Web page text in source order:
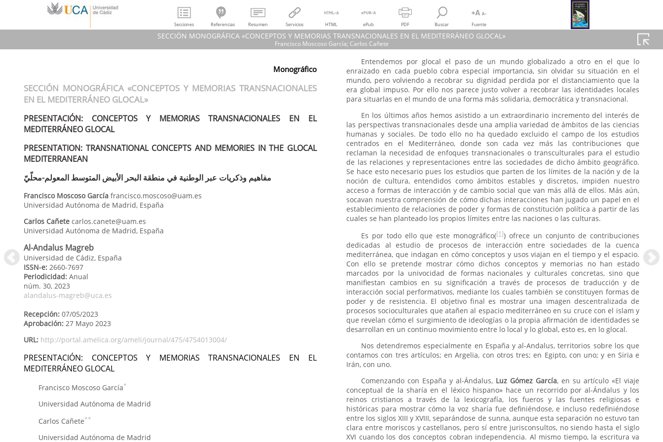
Secciones Referencias Resumen Servicios HTML ePub PDF Buscar Fuente
SECCIÓN MONOGRÁFICA «CONCEPTOS Y MEMORIAS TRANSNACIONALES EN EL MEDITERRÁNEO GLOCAL»
Francisco Moscoso García; Carlos Cañete
Francisco Moscoso García; Carlos Cañete
SECCIÓN MONOGRÁFICA «CONCEPTOS Y MEMORIAS TRANSNACIONALES EN EL MEDITERRÁNEO GLOCAL»
PRESENTACIÓN: CONCEPTOS Y MEMORIAS TRANSNACIONALES EN EL MEDITERRÁNEO GLOCAL
PRESENTATION: TRANSNATIONAL CONCEPTS AND MEMORIES IN THE GLOCAL MEDITERRANEAN
مفاهيم وذكريات عبر الوطنية في منطقة البحر الأبيض المتوسط المعولم-محلّيّ
Universidad de Cádiz
Monográfico
SECCIÓN MONOGRÁFICA «CONCEPTOS Y MEMORIAS TRANSNACIONALES
EN EL MEDITERRÁNEO GLOCAL»
PRESENTACIÓN: CONCEPTOS Y MEMORIAS TRANSNACIONALES EN EL
MEDITERRÁNEO GLOCAL
PRESENTATION: TRANSNATIONAL CONCEPTS AND MEMORIES IN THE GLOCAL
MEDITERRANEAN
مفاهيم وذكريات عبر الوطنية في منطقة البحر الأبيض المتوسط المعولم-محلّيّ
Francisco Moscoso García francisco.moscoso@uam.es
Universidad Autónoma de Madrid, España
Carlos Cañete carlos.canete@uam.es
Universidad Autónoma de Madrid, España
Al-Andalus Magreb
Universidad de Cádiz, España
ISSN-e: 2660-7697
Periodicidad: Anual
núm. 30, 2023
alandalus-magreb@uca.es
Recepción: 07/05/2023
Aprobación:
27 Mayo 2023
URL: http://portal.amelica.org/ameli/journal/475/4754013004/
PRESENTACIÓN: CONCEPTOS Y MEMORIAS TRANSNACIONALES EN EL
MEDITERRÁNEO GLOCAL
Francisco Moscoso García*
Universidad Autónoma de Madrid
Carlos Cañete**
Universidad Autónoma de Madrid
Entendemos por glocal el paso de un mundo globalizado a otro en el que lo
enraizado en cada pueblo cobra especial importancia, sin olvidar su situación en el
mundo, pero volviendo a recobrar su dignidad perdida por el distanciamiento que la
era global impuso. Por ello nos parece justo volver a recobrar las identidades locales
para situarlas en el mundo de una forma más solidaria, democrática y transnacional.
En los últimos años hemos asistido a un extraordinario incremento del interés de
las perspectivas transnacionales desde una amplia variedad de ámbitos de las ciencias
humanas y sociales. De todo ello no ha quedado excluido el campo de los estudios
centrados en el Mediterráneo, donde son cada vez más las contribuciones que
reclaman la necesidad de enfoques transnacionales o transculturales para el estudio
de las relaciones y representaciones entre las sociedades de dicho ámbito geográfico.
Se hace esto necesario pues los estudios que parten de los límites de la nación y de la
noción de cultura, entendidos como ámbitos estables y discretos, impiden nuestro
acceso a formas de interacción y de cambio social que van más allá de ellos. Más aún,
socavan nuestra comprensión de cómo dichas interacciones han jugado un papel en el
establecimiento de relaciones de poder y formas de constitución política a partir de las
cuales se han planteado los propios límites entre las naciones o las culturas.
Es por todo ello que este monográfico([1]) ofrece un conjunto de contribuciones
dedicadas al estudio de procesos de interacción entre sociedades de la cuenca
mediterránea, que indagan en cómo conceptos y usos viajan en el tiempo y el espacio.
Con ello se pretende mostrar cómo dichos conceptos y memorias no han estado
marcados por la univocidad de formas nacionales y culturales concretas, sino que
manifiestan cambios en su significación a través de procesos de traducción y de
interacción social performativos, mediante los cuales también se constituyen formas de
poder y de resistencia. El objetivo final es mostrar una imagen descentralizada de
procesos socioculturales que atañen al espacio mediterráneo en su cruce con el islam y
que revelan cómo el surgimiento de ideologías o la propia afirmación de identidades se
desarrollan en un continuo movimiento entre lo local y lo global, esto es, en lo glocal.
Nos detendremos especialmente en España y al-Andalus, territorios sobre los que
contamos con tres artículos; en Argelia, con otros tres; en Egipto, con uno; y en Siria e
Irán, con uno.
Comenzando con España y al-Ándalus, Luz Gómez García, en su artículo «El viaje
conceptual de la sharía en el léxico hispano» hace un recorrido por al-Ándalus y los
reinos cristianos a través de la lexicografía, los fueros y las fuentes religiosas e
históricas para mostrar cómo la voz sharía fue definiéndose, e incluso redefiniéndose
entre los siglos XIII y XVIII, separándose de sunna, aunque esta separación no estuvo tan
clara entre moriscos y castellanos, pero sí entre jurisconsultos, no siendo hasta el siglo
XVI cuando los dos conceptos cobran independencia. Al mismo tiempo, la escritura va